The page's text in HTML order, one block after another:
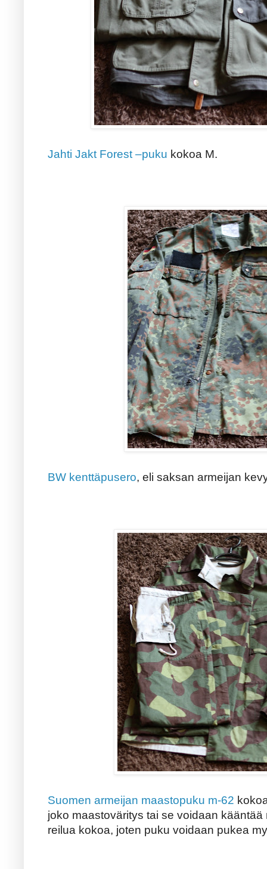
Jahti Jakt Forest –puku kokoa M.
BW kenttäpusero, eli saksan armeijan
Suomen armeijan maastopuku m-62
joko maastoväritys tai se voidaan
reilua kokoa, joten puku voidaan pukea